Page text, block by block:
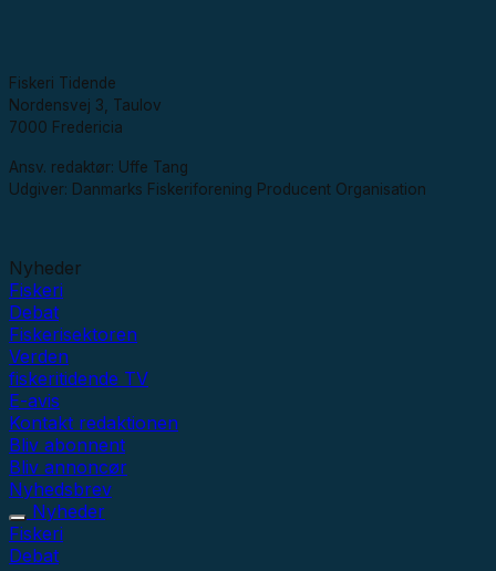
Fiskeri Tidende
Nordensvej 3, Taulov
7000 Fredericia
Ansv. redaktør: Uffe Tang
Udgiver: Danmarks Fiskeriforening Producent Organisation
Nyheder
Fiskeri
Debat
Fiskerisektoren
Verden
fiskeritidende TV
E-avis
Kontakt redaktionen
Bliv abonnent
Bliv annoncør
Nyhedsbrev
Nyheder
Fiskeri
Debat